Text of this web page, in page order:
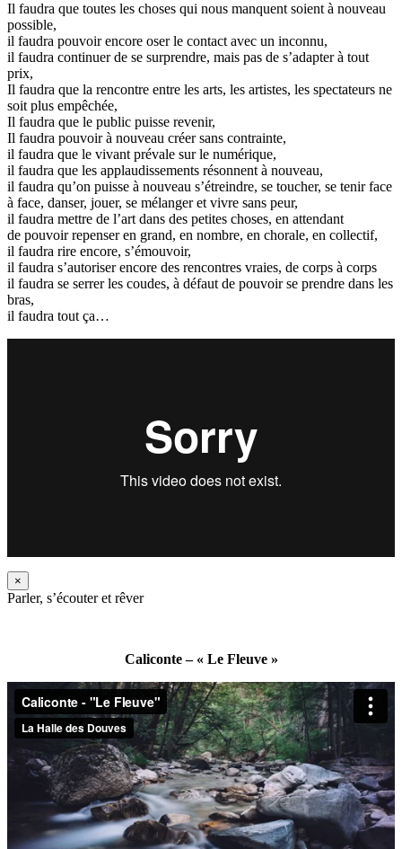
Il faudra que toutes les choses qui nous manquent soient à nouveau
possible,
il faudra pouvoir encore oser le contact avec un inconnu,
il faudra continuer de se surprendre, mais pas de s’adapter à tout
prix,
Il faudra que la rencontre entre les arts, les artistes, les spectateurs ne
soit plus empêchée,
Il faudra que le public puisse revenir,
Il faudra pouvoir à nouveau créer sans contrainte,
il faudra que le vivant prévale sur le numérique,
il faudra que les applaudissements résonnent à nouveau,
il faudra qu’on puisse à nouveau s’étreindre, se toucher, se tenir face
à face, danser, jouer, se mélanger et vivre sans peur,
il faudra mettre de l’art dans des petites choses, en attendant
de pouvoir repenser en grand, en nombre, en chorale, en collectif,
il faudra rire encore, s’émouvoir,
il faudra s’autoriser encore des rencontres vraies, de corps à corps
il faudra se serrer les coudes, à défaut de pouvoir se prendre dans les
bras,
il faudra tout ça…
×
Parler, s’écouter et rêver
Caliconte – « Le Fleuve »